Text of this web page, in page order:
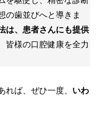
の歯並びへと導きま
は、患者さんにも提供
皆様の口腔健康を全力
ば、ぜひ一度、 いわ